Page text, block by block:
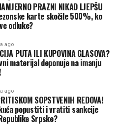
predjela biće i u subotu,
donosi lokalno kišu i
Pljuskovi ponegdje
vjetrom. Na krajnjem
suvo vrijeme.
od 29 do 36, u višim
stoji u prognozi.
PRAZNI NIKAD LJEPŠU
karte skočile 500%, ko
odluke?
ago
PUTA ILI KUPOVINA GLASOVA?
materijal deponuje na imanju
ago
SOPSTVENIH REDOVA!
popustiti i vratiti sankcije
Srpske?